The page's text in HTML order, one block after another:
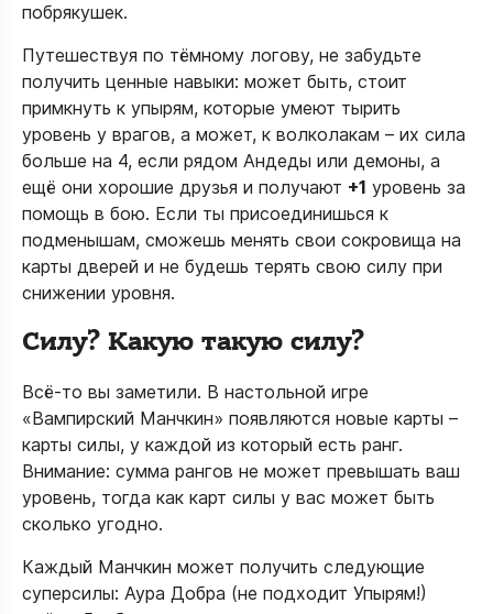
побрякушек.
Путешествуя по тёмному логову, не забудьте
получить ценные навыки: может быть, стоит
примкнуть к упырям, которые умеют тырить
уровень у врагов, а может, к волколакам – их сила
больше на 4, если рядом Андеды или демоны, а
ещё они хорошие друзья и получают +1 уровень за
помощь в бою. Если ты присоединишься к
подменышам, сможешь менять свои сокровища на
карты дверей и не будешь терять свою силу при
снижении уровня.
Силу? Какую такую силу?
Всё-то вы заметили. В настольной игре
«Вампирский Манчкин» появляются новые карты –
карты силы, у каждой из который есть ранг.
Внимание: сумма рангов не может превышать ваш
уровень, тогда как карт силы у вас может быть
сколько угодно.
Каждый Манчкин может получить следующие
суперсилы: Аура Добра (не подходит Упырям!)